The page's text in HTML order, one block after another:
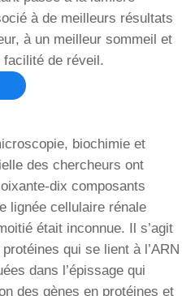
à de meilleurs résultats
à un meilleur sommeil et
facilité de réveil.
biochimie et
des chercheurs ont
dix composants
lignée cellulaire rénale
était inconnue. Il s’agit
qui se lient à l’ARN
dans l’épissage qui
des gènes en protéines et